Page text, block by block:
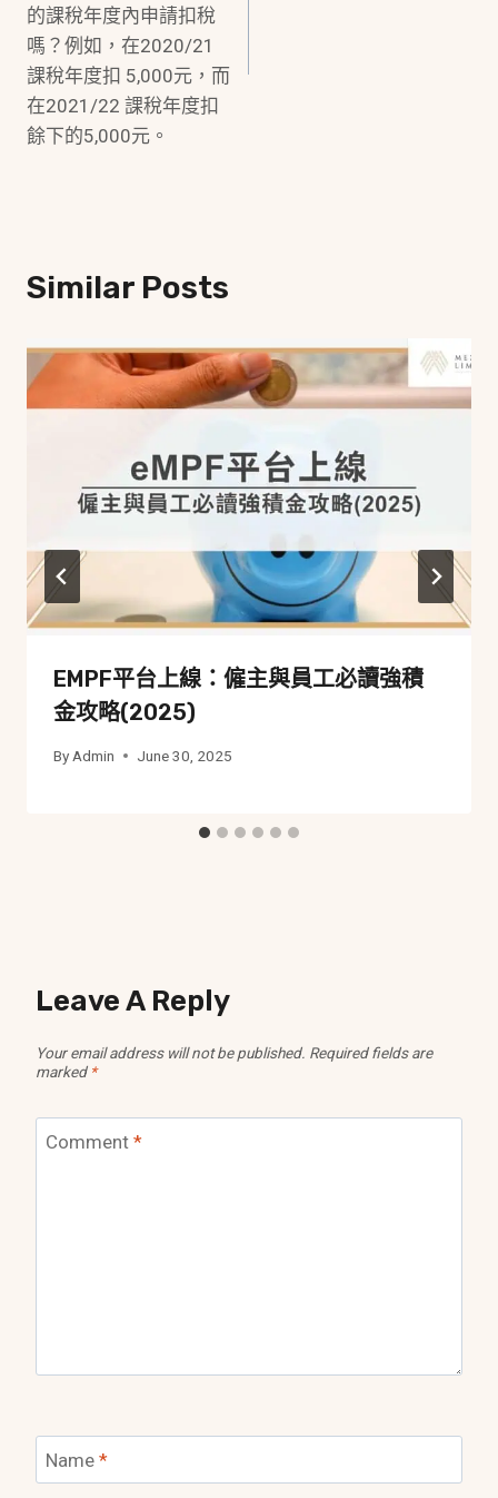
的課稅年度內申請扣稅
嗎？例如，在2020/21
課稅年度扣 5,000元，而
在2021/22 課稅年度扣
餘下的5,000元。
Similar Posts
EMPF平台上線：僱主與員工必讀強積
金攻略(2025)
By Admin June 30, 2025
Leave A Reply
Your email address will not be published. Required fields are
marked *
Comment *
Name *